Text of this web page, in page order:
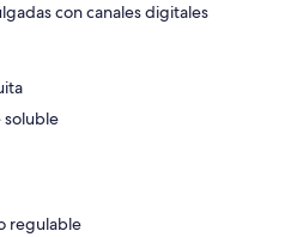
con canales digitales
soluble
regulable